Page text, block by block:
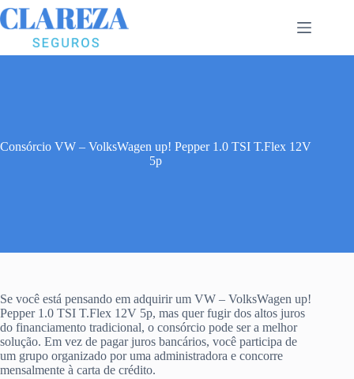
Pular
para
conteúdo
Consórcio VW – VolksWagen up! Pepper 1.0 TSI T.Flex 12V
5p
Se você está pensando em adquirir um VW – VolksWagen up!
Pepper 1.0 TSI T.Flex 12V 5p, mas quer fugir dos altos juros
do financiamento tradicional, o consórcio pode ser a melhor
solução. Em vez de pagar juros bancários, você participa de
um grupo organizado por uma administradora e concorre
mensalmente à carta de crédito.